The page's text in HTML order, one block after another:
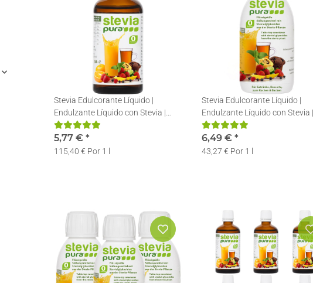
Stevia Edulcorante Líquido |
Endulzante Líquido con Stevia |
Stevia en gotas | 50ml
5,77 € *
115,40 € Por 1 l
Stevia Edulcorante Líquido |
Endulzante Líquido con Stevia |
Stevia en gotas | 150ml
6,49 € *
43,27 € Por 1 l